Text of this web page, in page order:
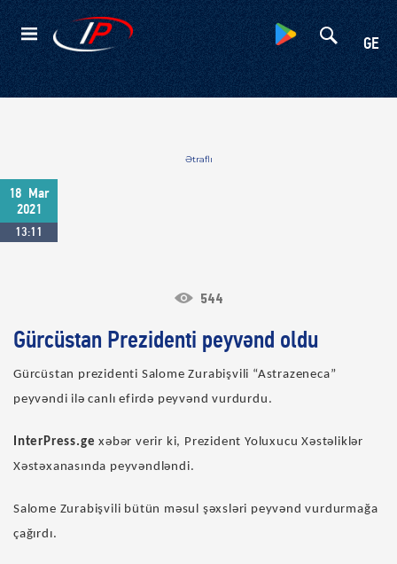
GE
Kateqoriyalar
Ətraflı
18
Mar
2021
13:11
544
Gürcüstan Prezidenti peyvənd oldu
Gürcüstan prezidenti Salome Zurabişvili “Astrazeneca”
peyvəndi ilə canlı efirdə peyvənd vurdurdu.
InterPress.ge xəbər verir ki, Prezident Yoluxucu Xəstəliklər
Xəstəxanasında peyvəndləndi.
Salome Zurabişvili bütün məsul şəxsləri peyvənd vurdurmağa
çağırdı.